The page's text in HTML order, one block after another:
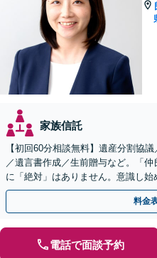
家族信託
【初回60分相談無料】遺産分割協
／遺言書作成／生前贈与など。「仲
に「絶対」はありません。意識し
をネットから24時間受付可能です
料金
電話で面談予約